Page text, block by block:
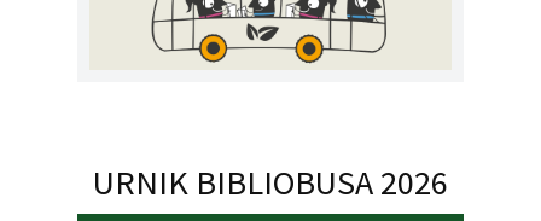
URNIK BIBLIOBUSA 2026